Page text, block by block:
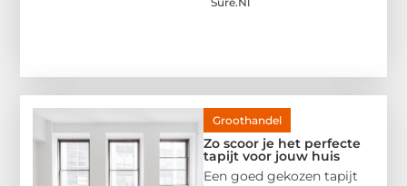
Groothandel
Zo scoor je het perfecte
tapijt voor jouw huis
Een goed gekozen tapijt